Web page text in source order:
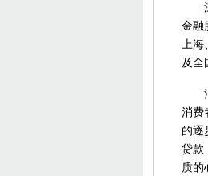
深
金融
上
及全
消
消费
的逐
贷款
质的